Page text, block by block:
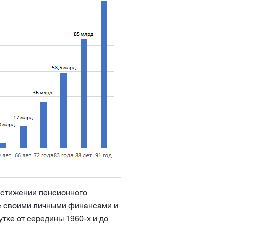
пенсионного
своими личными финансами и
от середины 1960-х и до